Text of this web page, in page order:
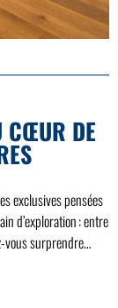
CŒUR DE
exclusives pensées
d’exploration : entre
vous surprendre…